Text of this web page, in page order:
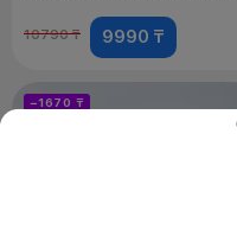
10790 ₸
9990 ₸
−1670 ₸